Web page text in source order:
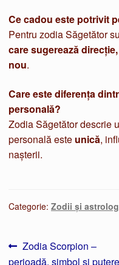
Ce cadou este potrivit
Pentru zodia Săgetător
care sugerează
nou.
Care este diferența
personală?
Zodia Săgetător descrie
personală este unică,
nașterii.
Categorie: Zodii și
Navigare
Articolul
anterior:
Zodia Scorpion –
perioadă, simbol și